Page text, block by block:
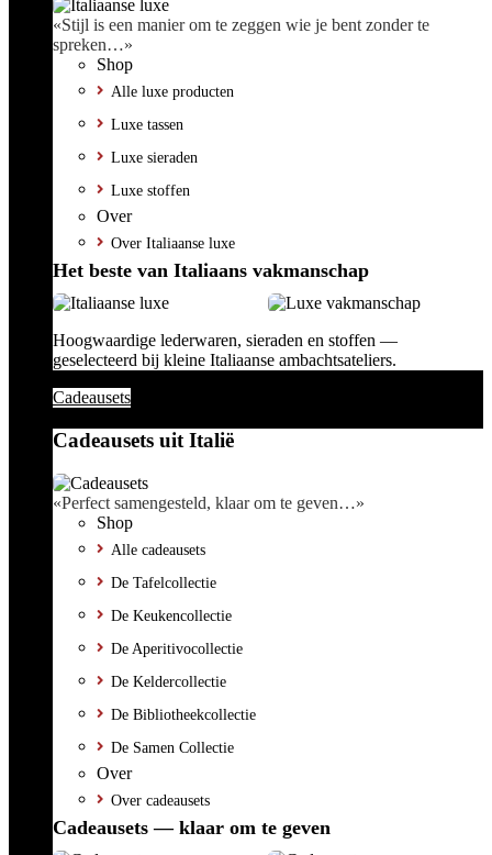
«Stijl is een manier om te zeggen wie je bent zonder te
spreken…»
Shop
Alle luxe producten
Luxe tassen
Luxe sieraden
Luxe stoffen
Over
Over Italiaanse luxe
Het beste van Italiaans vakmanschap
Hoogwaardige lederwaren, sieraden en stoffen —
geselecteerd bij kleine Italiaanse ambachtsateliers.
Cadeausets
Cadeausets uit Italië
«Perfect samengesteld, klaar om te geven…»
Shop
Alle cadeausets
De Tafelcollectie
De Keukencollectie
De Aperitivocollectie
De Keldercollectie
De Bibliotheekcollectie
De Samen Collectie
Over
Over cadeausets
Cadeausets — klaar om te geven